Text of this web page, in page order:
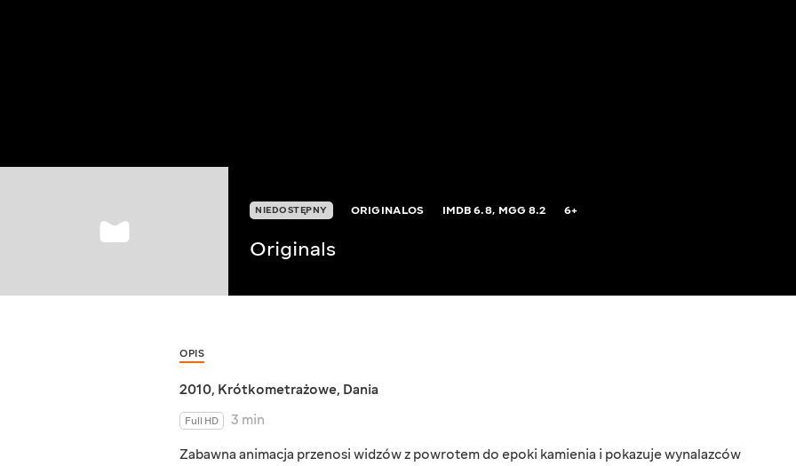
NIEDOSTĘPNY ORIGINALOS IMDB6.8, MGG8.2 6+
Originals
OPIS
2010, Krótkometrażowe, Dania
Full HD
3 min
Zabawna animacja przenosi widzów z powrotem do epoki kamienia i pokazuje wynalazców